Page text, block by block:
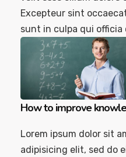
Excepteur sint
sunt in culpa qui officia
How to improve
Lorem ipsum dolor sit
adipisicing elit, sed do